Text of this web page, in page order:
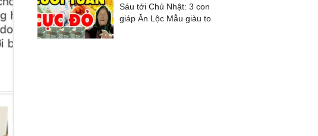
Sáu tới Chủ Nhật: 3 con
giáp Ăn Lộc Mẫu giàu to